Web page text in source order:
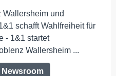
und
schafft Wahlfreiheit für
- 1&1 startet
Wallersheim ...
Newsroom